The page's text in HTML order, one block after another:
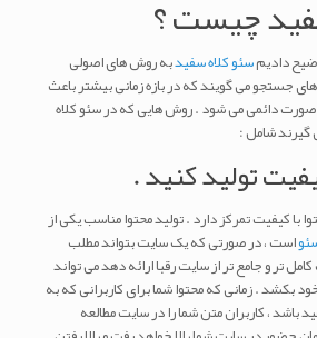
چیست ؟
دادیمسئو کلاه سفیدبه روش های اصولی
جستجو می گویند که در بازه زمانی بیشتر باعث
دائمی می شود . روش هایی که در سئو کلاه
گیرند شامل :
تولید کنید .
با کیفیت تمرکز دارد . تولید محتوا مناسب یکی از
است ، در صورتی که یک سایت بتواند مطلب
تر و جامع تر از سایت رقبا ارائه دهد می تواند
بکشد . زمانی که محتوا شما برای کاربرانی که به
باشد ، کاربران متن شما را در سایت مطالعه